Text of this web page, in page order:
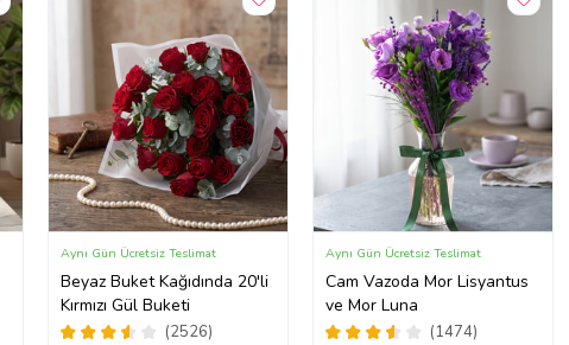
Beyaz Buket Kağıdında 20'li
Kırmızı Gül Buketi
(2526)
Aynı Gün Ücretsiz Teslimat
Cam Vazoda Mor Lisyantus
ve Mor Luna
(1474)
Aynı Gün Ücretsiz Teslimat